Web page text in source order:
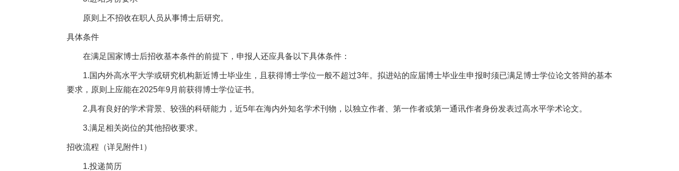
原则上不招收在职人员从事博士后研究。
具体条件
在满足国家博士后招收基本条件的前提下，申报人还应具备以下具体条件：
1.国内外高水平大学或研究机构新近博士毕业生，且获得博士学位一般不超过3年。拟进站的应届博士毕业生申报时须已满足博士学位论文答辩的基本
要求，原则上应能在2025年9月前获得博士学位证书。
2.具有良好的学术背景、较强的科研能力，近5年在海内外知名学术刊物，以独立作者、第一作者或第一通讯作者身份发表过高水平学术论文。
3.满足相关岗位的其他招收要求。
招收流程（详见附件1）
1.投递简历